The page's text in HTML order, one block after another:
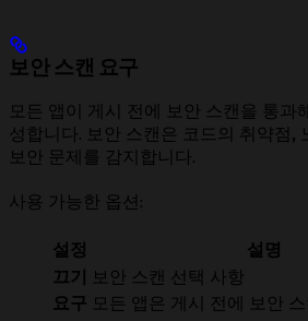
보안 스캔 요구
모든 앱이 게시 전에 보안 스캔을 통과
성합니다. 보안 스캔은 코드의 취약점,
보안 문제를 감지합니다.
사용 가능한 옵션:
설정
설명
끄기
보안 스캔 선택 사항
요구 모든 앱은 게시 전에 보안